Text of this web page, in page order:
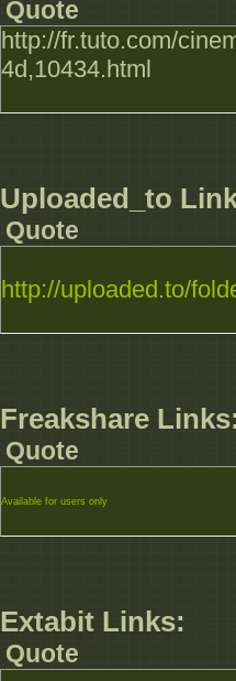
Quote
http://fr.tuto.com/
4d,10434.html
Uploaded_to
Quote
http://uploaded.to/
Freakshare
Quote
Available for users only
Extabit Links:
Quote